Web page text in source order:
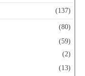
(137)
(80)
(59)
(2)
(13)